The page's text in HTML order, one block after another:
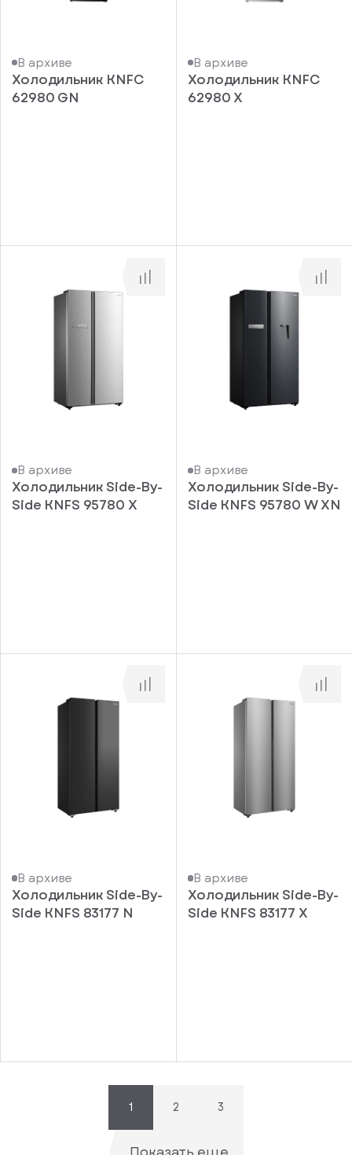
В архиве
Холодильник KNFC
62980 GN
В архиве
Холодильник KNFC
62980 X
В архиве
Холодильник Side-By-
Side KNFS 95780 X
В архиве
Холодильник Side-By-
Side KNFS 95780 W XN
В архиве
Холодильник Side-By-
Side KNFS 83177 N
В архиве
Холодильник Side-By-
Side KNFS 83177 X
1 2 3